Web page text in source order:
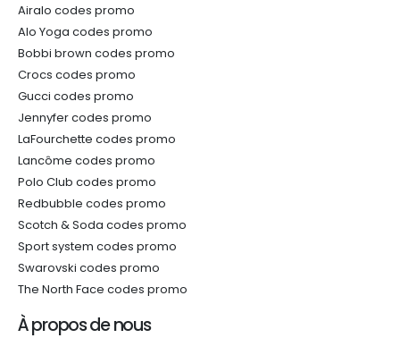
Airalo codes promo
Alo Yoga codes promo
Bobbi brown codes promo
Crocs codes promo
Gucci codes promo
Jennyfer codes promo
LaFourchette codes promo
Lancôme codes promo
Polo Club codes promo
Redbubble codes promo
Scotch & Soda codes promo
Sport system codes promo
Swarovski codes promo
The North Face codes promo
À propos de nous